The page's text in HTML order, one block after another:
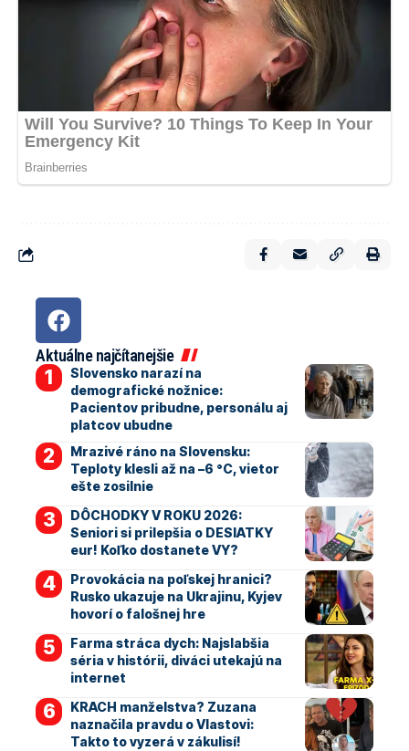
Aktuálne najčítanejšie
Slovensko narazí na
demografické nožnice:
Pacientov pribudne, personálu aj
platcov ubudne
Mrazivé ráno na Slovensku:
Teploty klesli až na –6 °C, vietor
ešte zosilnie
DÔCHODKY V ROKU 2026:
Seniori si prilepšia o DESIATKY
eur! Koľko dostanete VY?
Provokácia na poľskej hranici?
Rusko ukazuje na Ukrajinu, Kyjev
hovorí o falošnej hre
Farma stráca dych: Najslabšia
séria v histórii, diváci utekajú na
internet
KRACH manželstva? Zuzana
naznačila pravdu o Vlastovi:
Takto to vyzerá v zákulisí!